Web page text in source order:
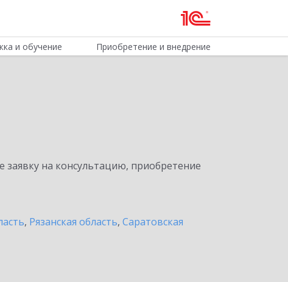
и обучение Приобретение и внедрение
на консультацию, приобретение
, Рязанская область, Саратовская